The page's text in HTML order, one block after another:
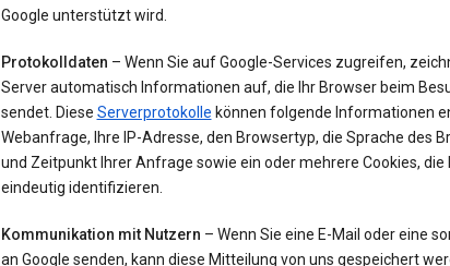
Google unterstützt wird.
Protokolldaten – Wenn Sie auf Google-Services zugreifen,
Server automatisch Informationen auf, die Ihr Browser beim
sendet. Diese Serverprotokolle können folgende Informationen
Webanfrage, Ihre IP-Adresse, den Browsertyp, die Sprache des
und Zeitpunkt Ihrer Anfrage sowie ein oder mehrere Cookies, die
eindeutig identifizieren.
Kommunikation mit Nutzern – Wenn Sie eine E-Mail oder eine
an Google senden, kann diese Mitteilung von uns gespeichert